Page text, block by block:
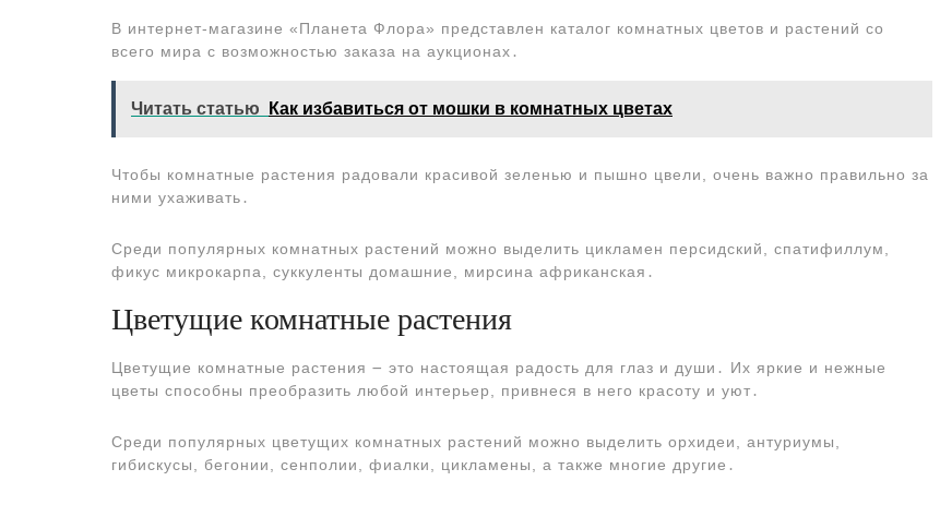
В интернет-магазине «Планета Флора» представлен каталог комнатных цветов и растений со
всего мира с возможностью заказа на аукционах․
Читать статью Как избавиться от мошки в комнатных цветах
Чтобы комнатные растения радовали красивой зеленью и пышно цвели, очень важно правильно за
ними ухаживать․
Среди популярных комнатных растений можно выделить цикламен персидский, спатифиллум,
фикус микрокарпа, суккуленты домашние, мирсина африканская․
Цветущие комнатные растения
Цветущие комнатные растения ౼ это настоящая радость для глаз и души․ Их яркие и нежные
цветы способны преобразить любой интерьер, привнеся в него красоту и уют․
Среди популярных цветущих комнатных растений можно выделить орхидеи, антуриумы,
гибискусы, бегонии, сенполии, фиалки, цикламены, а также многие другие․